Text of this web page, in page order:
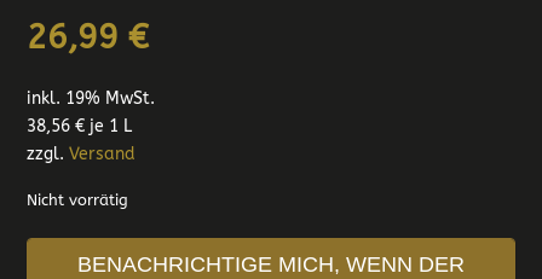
26,99€
inkl. 19% MwSt.
38,56€ je 1 L
zzgl.Versand
Nicht vorrätig
BENACHRICHTIGE MICH, WENN DER